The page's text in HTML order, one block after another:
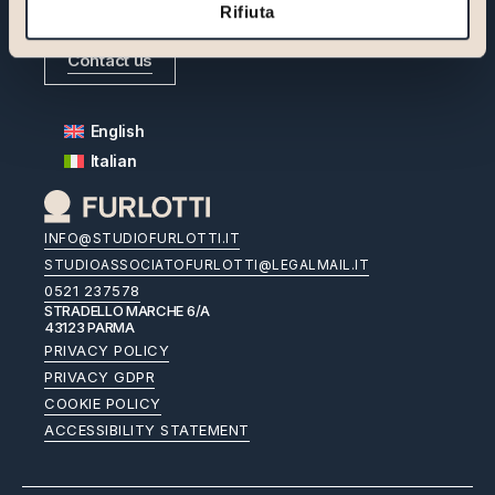
Rifiuta
Contact us
English
Italian
INFO@STUDIOFURLOTTI.IT
STUDIOASSOCIATOFURLOTTI@LEGALMAIL.IT
0521 237578
STRADELLO MARCHE 6/A
43123 PARMA
PRIVACY POLICY
PRIVACY GDPR
COOKIE POLICY
ACCESSIBILITY STATEMENT